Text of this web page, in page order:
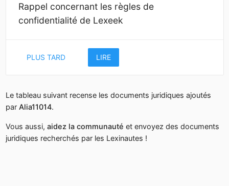
Rappel concernant les règles de
confidentialité de Lexeek
PLUS TARD LIRE
Le tableau suivant recense les documents juridiques ajoutés
par Alia11014.
Vous aussi, aidez la communauté et envoyez des documents
juridiques recherchés par les Lexinautes !